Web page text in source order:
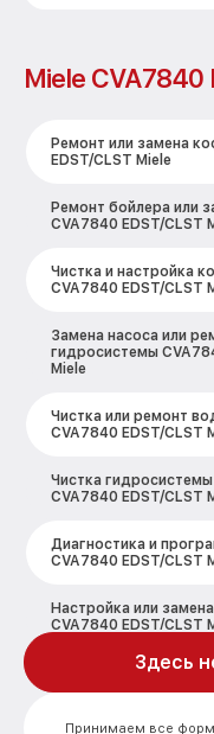
Miele CVA7840
Ремонт или замена
EDST/CLST Miele
Ремонт бойлера или
CVA7840 EDST/CLST
Чистка и настройка
CVA7840 EDST/CLST
Замена насоса или
гидросистемы
Miele
Чистка или ремонт
CVA7840 EDST/CLST
Чистка
CVA7840 EDST/CLST
Диагностика и
CVA7840 EDST/CLST
Настройка или
CVA7840 EDST/CLST
Ремонт или замена
CVA7840 EDST/CLST
Принимаем все
Здесь